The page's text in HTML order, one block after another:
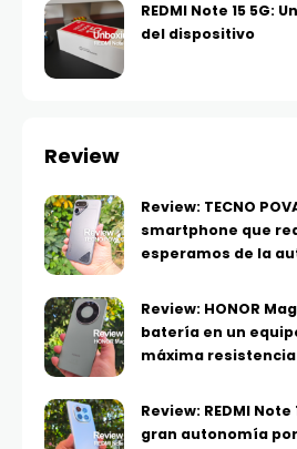
REDMI Note 15 5G:
del dispositivo
Review
Review: TECNO
smartphone que
esperamos de la
Review: HONOR
batería en un
máxima resistencia
Review: REDMI
gran autonomía